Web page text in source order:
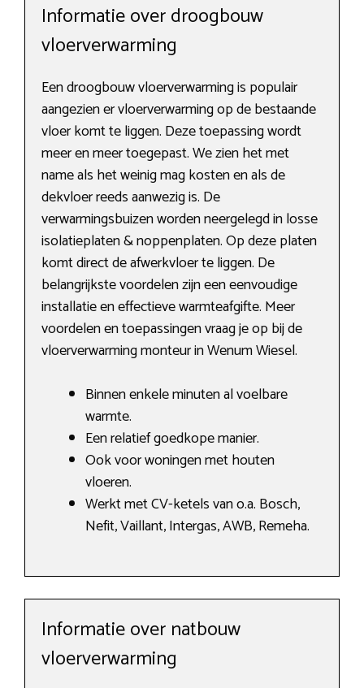
Informatie over droogbouw
vloerverwarming
Een droogbouw vloerverwarming is populair
aangezien er vloerverwarming op de bestaande
vloer komt te liggen. Deze toepassing wordt
meer en meer toegepast. We zien het met
name als het weinig mag kosten en als de
dekvloer reeds aanwezig is. De
verwarmingsbuizen worden neergelegd in losse
isolatieplaten & noppenplaten. Op deze platen
komt direct de afwerkvloer te liggen. De
belangrijkste voordelen zijn een eenvoudige
installatie en effectieve warmteafgifte. Meer
voordelen en toepassingen vraag je op bij de
vloerverwarming monteur in Wenum Wiesel.
Binnen enkele minuten al voelbare
warmte.
Een relatief goedkope manier.
Ook voor woningen met houten
vloeren.
Werkt met CV-ketels van o.a. Bosch,
Nefit, Vaillant, Intergas, AWB, Remeha.
Informatie over natbouw
vloerverwarming